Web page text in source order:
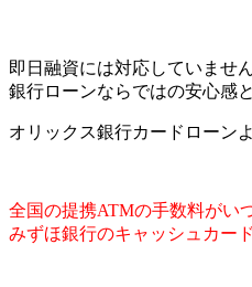
即日融資には対応していませ
銀行ローンならではの安心感
オリックス銀行カードローン
全国の提携ATMの手数料がい
みずほ銀行のキャッシュカー